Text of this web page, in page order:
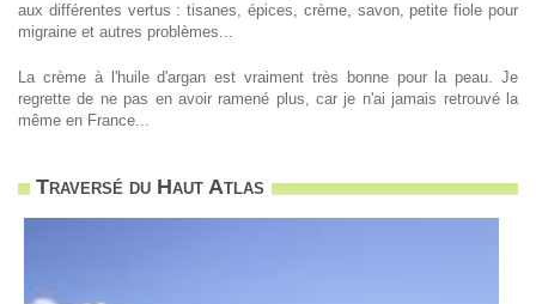
aux différentes vertus : tisanes, épices, crème, savon, petite fiole pour
migraine et autres problèmes...
La crème à l'huile d'argan est vraiment très bonne pour la peau. Je
regrette de ne pas en avoir ramené plus, car je n'ai jamais retrouvé la
même en France...
Traversé du Haut Atlas